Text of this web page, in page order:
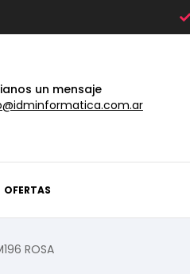
un mensaje
OFERTAS
ROSA